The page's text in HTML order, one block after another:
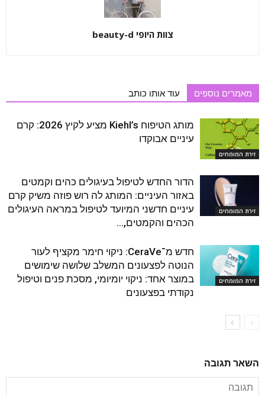
צוות היופי beauty-d
מאמרים נוספים עוד אותו כותב
זירת המומחים
מותג הטיפוח Kiehl’s מציע לקיץ 2026: קרם
עיניים אבוקדו
זירת המומחים
הדור החדש לטיפול בעיגולים כהים וקמטים
באזור העיניים: המותג לה רוש פוזה משיק קרם
עיניים חדשני המיועד לטיפול במראה העיגולים
הכהים והקמטים,...
זירת המומחים
חדש מ־CeraVe: ניקוי חימר מקציף לעור
הנוטה לפצעונים המשלב שלושה שימושים
במוצר אחד: ניקוי יומיומי, מסכת פנים וטיפול
נקודתי בפצעונים
השאר תגובה